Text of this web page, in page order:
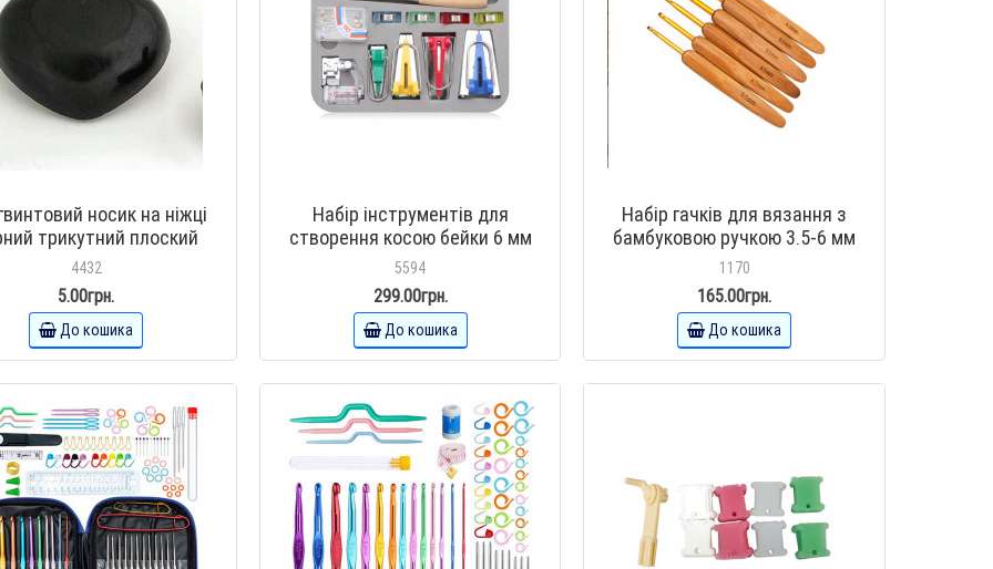
носик на ніжці
трикутний плоский
29*24мм
4432
5.00грн.
До кошика
Набір інструментів для
створення косою бейки 6 мм
12мм 18мм 25мм
5594
299.00грн.
До кошика
Набір гачків для вязання з
бамбуковою ручкою 3.5-6 мм
1170
165.00грн.
До кошика